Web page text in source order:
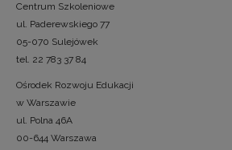
Centrum Szkoleniowe
ul. Paderewskiego 77
05-070 Sulejówek
tel. 22 783 37 84
Ośrodek Rozwoju Edukacji
w Warszawie
ul. Polna 46A
00-644 Warszawa